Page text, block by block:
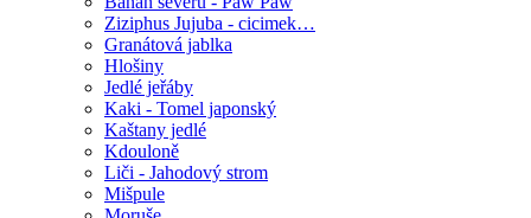
Ziziphus Jujuba - cicimek…
Granátová jablka
Hlošiny
Jedlé jeřáby
Kaki - Tomel japonský
Kaštany jedlé
Kdouloně
Liči - Jahodový strom
Mišpule